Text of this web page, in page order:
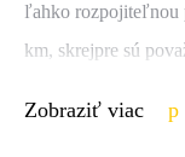
ľahko rozpojiteľnou
km, skrejpre sú
pri obtiažnych
Zobraziť viac